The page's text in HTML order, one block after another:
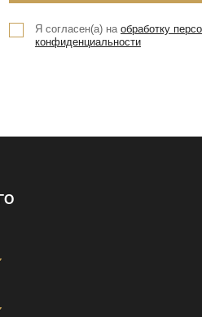
Я согласен(а) на обработку
конфиденциальности